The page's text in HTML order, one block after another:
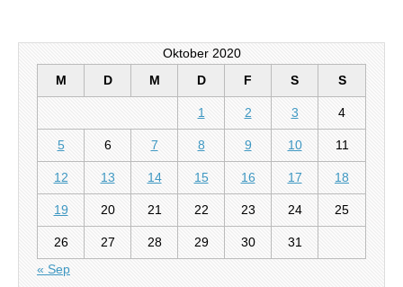
Oktober 2020
M
D M D F S S
1 2 3 4
5 6 7 8 9 10 11
12 13 14 15 16 17 18
19 20 21 22 23 24 25
26 27 28 29 30
31
« Sep